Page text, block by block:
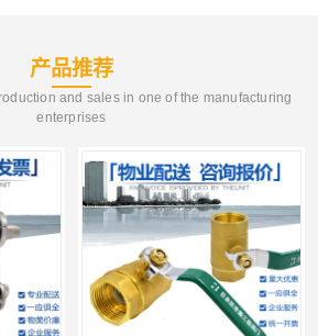
产品推荐
and sales in one of the manufacturing
enterprises